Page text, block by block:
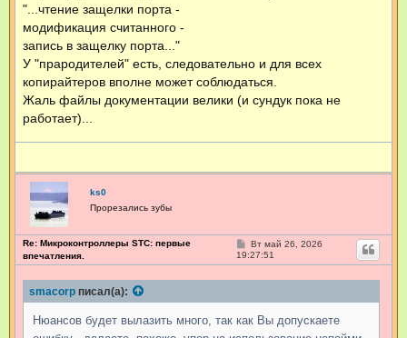
"...чтение защелки порта -
модификация считанного -
запись в защелку порта..."
У "прародителей" есть, следовательно и для всех
копирайтеров вполне может соблюдаться.
Жаль файлы документации велики (и сундук пока не
работает)...
ks0
Прорезались зубы
Re: Микроконтроллеры STC: первые
впечатления.
С
о
о
и
Вт май 26, 2026
19:27:51
smacorp писал(а):
Нюансов будет вылазить много, так как Вы допускаете